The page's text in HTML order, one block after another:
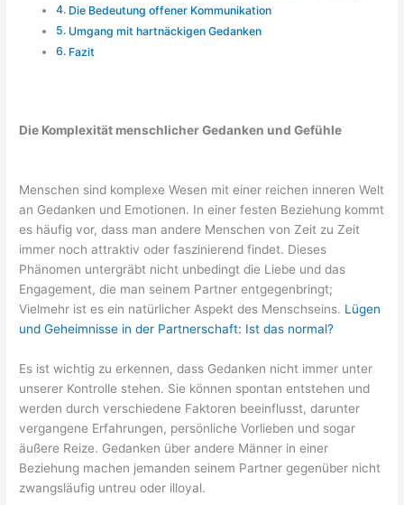
Die Bedeutung offener Kommunikation
Umgang mit hartnäckigen Gedanken
Fazit
Die Komplexität menschlicher Gedanken und Gefühle
Menschen sind komplexe Wesen mit einer reichen inneren Welt
an Gedanken und Emotionen. In einer festen Beziehung kommt
es häufig vor, dass man andere Menschen von Zeit zu Zeit
immer noch attraktiv oder faszinierend findet. Dieses
Phänomen untergräbt nicht unbedingt die Liebe und das
Engagement, die man seinem Partner entgegenbringt;
Vielmehr ist es ein natürlicher Aspekt des Menschseins. Lügen
und Geheimnisse in der Partnerschaft: Ist das normal?
Es ist wichtig zu erkennen, dass Gedanken nicht immer unter
unserer Kontrolle stehen. Sie können spontan entstehen und
werden durch verschiedene Faktoren beeinflusst, darunter
vergangene Erfahrungen, persönliche Vorlieben und sogar
äußere Reize. Gedanken über andere Männer in einer
Beziehung machen jemanden seinem Partner gegenüber nicht
zwangsläufig untreu oder illoyal.